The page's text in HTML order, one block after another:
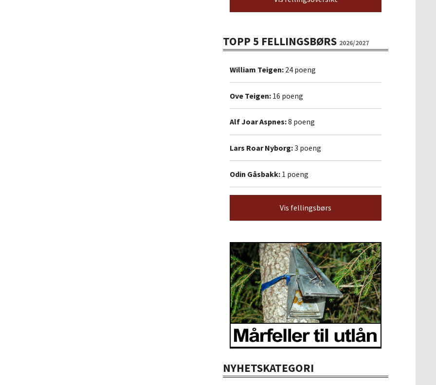
TOPP 5 FELLINGSBØRS 2026/2027
William Teigen: 24 poeng
Ove Teigen: 16 poeng
Alf Joar Aspnes:8 poeng
Lars Roar Nyborg:3 poeng
Odin Gåsbakk: 1 poeng
Vis fellingsbørs
NYHETSKATEGORI